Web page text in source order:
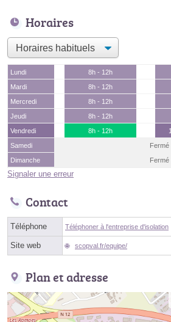
Horaires
Lundi 8h - 12h
Mardi
8h - 12h
Mercredi
8h - 12h
Jeudi
8h - 12h
Vendredi
8h - 12h
Samedi
Fermé
Dimanche
Fermé
Signaler une erreur
Contact
Téléphone Téléphoner à l'entreprise d'isolation
Site web scopval.fr/equipe/
Plan et adresse